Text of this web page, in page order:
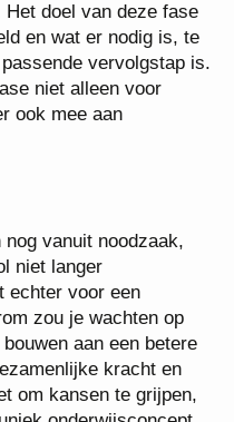
doel van deze fase
en wat er nodig is, te
vervolgstap is.
niet alleen voor
ook mee aan
vanuit noodzaak,
niet langer
echter voor een
zou je wachten op
aan een betere
kracht en
om kansen te grijpen,